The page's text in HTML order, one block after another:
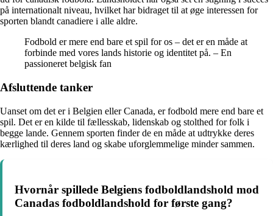
på internationalt niveau, hvilket har bidraget til at øge interessen for
sporten blandt canadiere i alle aldre.
Fodbold er mere end bare et spil for os – det er en måde at
forbinde med vores lands historie og identitet på. – En
passioneret belgisk fan
Afsluttende tanker
Uanset om det er i Belgien eller Canada, er fodbold mere end bare et
spil. Det er en kilde til fællesskab, lidenskab og stolthed for folk i
begge lande. Gennem sporten finder de en måde at udtrykke deres
kærlighed til deres land og skabe uforglemmelige minder sammen.
Hvornår spillede Belgiens fodboldlandshold mod
Canadas fodboldlandshold for første gang?